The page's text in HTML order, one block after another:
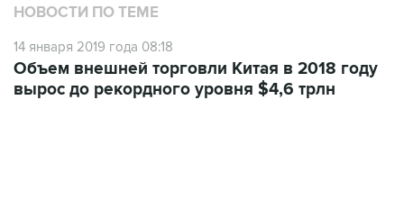
14 января 2019 года 08:18
вырос до рекордного уровня $4,6 трлн